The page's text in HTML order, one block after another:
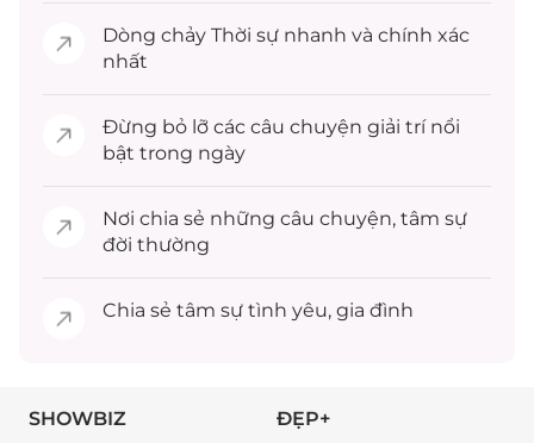
Dòng chảy Thời sự nhanh và chính xác
nhất
Đừng bỏ lỡ các câu chuyện giải trínổi
bật trong ngày
Nơi chia sẻ những câu chuyện, tâm sự
đời thường
Chia sẻ tâm sự tình yêu, gia đình
SHOWBIZ ĐẸP+